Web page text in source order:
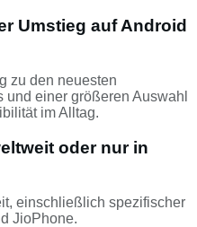
Umstieg auf Android
zu den neuesten
einer größeren Auswahl
im Alltag.
oder nur in
einschließlich spezifischer
JioPhone.